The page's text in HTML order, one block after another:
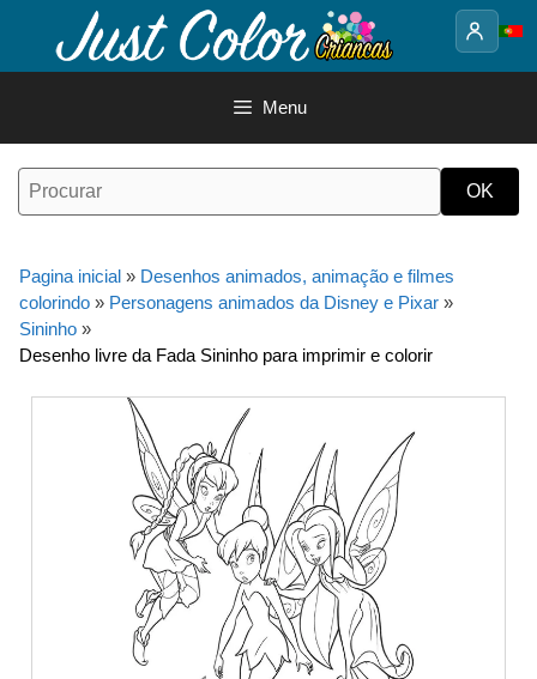
o
Menu
Pagina inicial » Desenhos animados, animação e filmes
colorindo » Personagens animados da Disney e Pixar »
Sininho »
Desenho livre da Fada Sininho para imprimir e colorir